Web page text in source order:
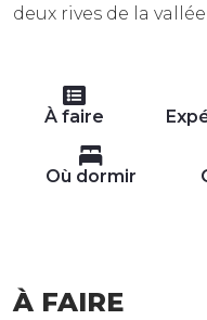
deux rives de la vallée.
À faire
Où dormir
À FAIRE